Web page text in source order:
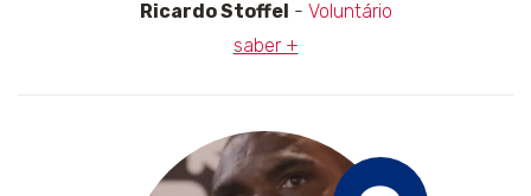
Ricardo Stoffel - Voluntário
saber +